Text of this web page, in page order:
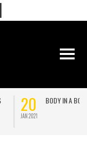
20
JAN 2021
PROMISE ME